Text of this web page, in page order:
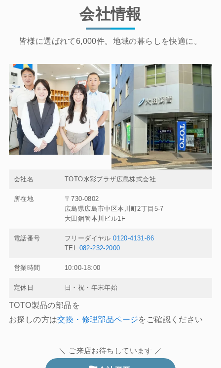
会社情報
皆様に選ばれて6,000件。地域の暮らしを快適に。
会社名 TOTO水彩プラザ広島株式会社
所在地
〒730-0802
広島県広島市中区本川町2丁目5-7
大田鋼管本川ビル1F
電話番号 フリーダイヤル0120-4131-86
TEL 082-232-2000
営業時間 10:00-18:00
定休日 日・祝・年末年始
TOTO製品の部品を
お探しの方は交換・修理部品ページをご確認ください
＼ ご来店お待ちしています ／